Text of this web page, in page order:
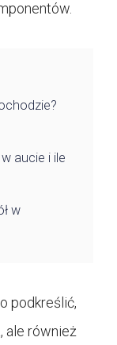
aucie i ile
w
podkreślić,
ale również